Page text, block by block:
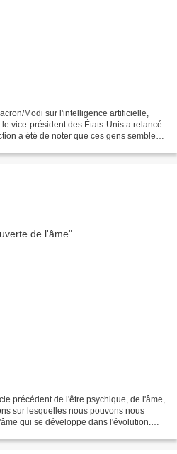
Modi sur l'intelligence artificielle,
vice-président des États-Unis a relancé
a été de noter que ces gens semblent
précédent de l'être psychique, de l'âme,
sur lesquelles nous pouvons nous
qui se développe dans l'évolution.